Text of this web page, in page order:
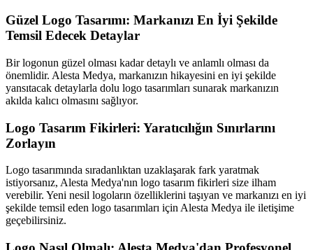
Güzel Logo Tasarımı: Markanızı En İyi Şekilde
Temsil Edecek Detaylar
Bir logonun güzel olması kadar detaylı ve anlamlı olması da
önemlidir. Alesta Medya, markanızın hikayesini en iyi şekilde
yansıtacak detaylarla dolu logo tasarımları sunarak markanızın
akılda kalıcı olmasını sağlıyor.
Logo Tasarım Fikirleri: Yaratıcılığın Sınırlarını
Zorlayın
Logo tasarımında sıradanlıktan uzaklaşarak fark yaratmak
istiyorsanız, Alesta Medya'nın logo tasarım fikirleri size ilham
verebilir. Yeni nesil logoların özelliklerini taşıyan ve markanızı en iyi
şekilde temsil eden logo tasarımları için Alesta Medya ile iletişime
geçebilirsiniz.